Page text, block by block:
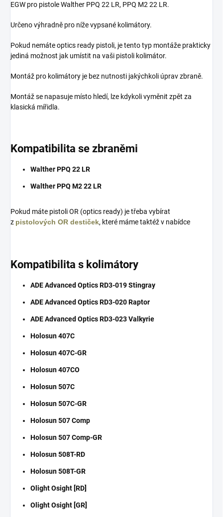
EGW pro pistole Walther PPQ 22 LR, PPQ M2 22 LR.
Určeno výhradně pro níže vypsané kolimátory.
Pokud nemáte optics ready pistoli, je tento typ montáže prakticky
jediná možnost jak umístit na vaši pistoli kolimátor.
Montáž pro kolimátory je bez nutnosti jakýchkoli úprav zbraně.
Montáž se napasuje místo hledí, lze kdykoli vyměnit zpět za
klasická mířidla.
Kompatibilita se zbraněmi
Walther PPQ 22 LR
Walther PPQ M2 22 LR
Pokud máte pistoli OR (optics ready) je třeba vybírat
z pistolových OR destiček, které máme taktéž v nabídce
Kompatibilita s kolimátory
ADE Advanced Optics RD3-019 Stingray
ADE Advanced Optics RD3-020 Raptor
ADE Advanced Optics RD3-023 Valkyrie
Holosun 407C
Holosun 407C-GR
Holosun 407CO
Holosun 507C
Holosun 507C-GR
Holosun 507 Comp
Holosun 507 Comp-GR
Holosun 508T-RD
Holosun 508T-GR
Olight Osight [RD]
Olight Osight [GR]